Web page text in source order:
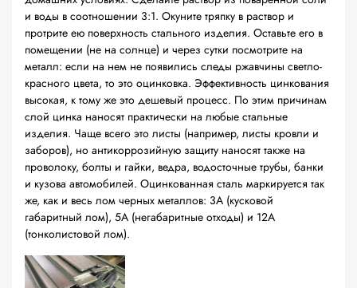
и воды в соотношении 3:1. Окуните тряпку в раствор и
протрите ею поверхность стального изделия. Оставьте его в
помещении (не на солнце) и через сутки посмотрите на
металл: если на нем не появились следы ржавчины светло-
красного цвета, то это оцинковка. Эффективность цинкования
высокая, к тому же это дешевый процесс. По этим причинам
слой цинка наносят практически на любые стальные
изделия. Чаще всего это листы (например, листы кровли и
заборов), но антикоррозийную защиту наносят также на
проволоку, болты и гайки, ведра, водосточные трубы, банки
и кузова автомобилей. Оцинкованная сталь маркируется так
же, как и весь лом черных металлов: 3А (кусковой
габаритный лом), 5А (негабаритные отходы) и 12А
(тонколистовой лом).